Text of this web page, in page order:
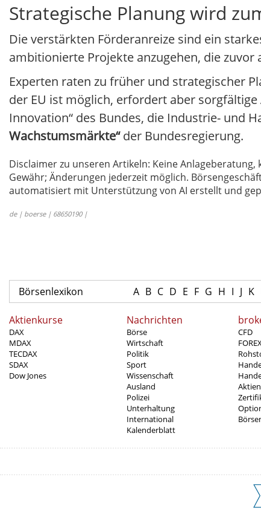
Strategische Planung wird
Die verstärkten Förderanreize sind ein
ambitionierte Projekte anzugehen, die
Experten raten zu früher und strategischer
der EU ist möglich, erfordert aber
Innovation“ des Bundes, die Industrie- und
Wachstumsmärkte“der Bundesregierung.
Disclaimer zu unseren Artikeln: Keine
Gewähr; Änderungen jederzeit möglich.
automatisiert mit Unterstützung von AI erstellt und
de | boerse | 68650190 |
Börsenlexikon A B C D E F G H I J K
Aktienkurse
DAX
MDAX
TECDAX
SDAX
Dow Jones
Nachrichten
Börse
Wirtschaft
Politik
Sport
Wissenschaft
Ausland
Polizei
Unterhaltung
International
Kalenderblatt
CFD
Aktien